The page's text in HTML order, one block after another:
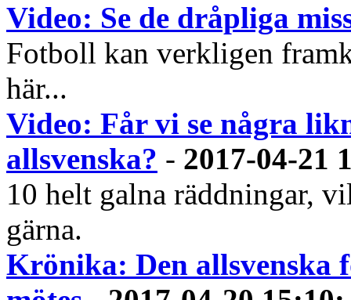
Video: Se de dråpliga
Fotboll kan verkligen
här...
Video: Får vi se några
allsvenska? - 2017-04-21
10 helt galna räddningar,
gärna.
Krönika: Den